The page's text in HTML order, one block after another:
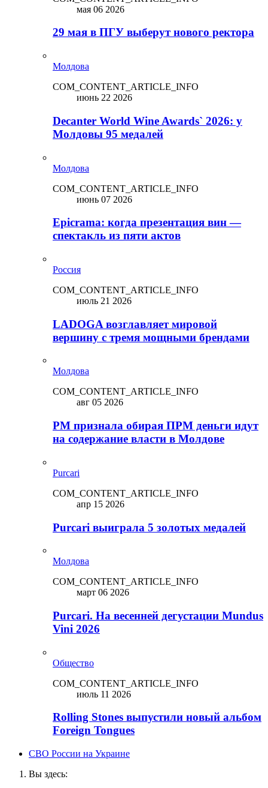
мая 06 2026
29 мая в ПГУ выберут нового ректора
Молдова
COM_CONTENT_ARTICLE_INFO
июнь 22 2026
Decanter World Wine Awards` 2026: у
Молдовы 95 медалей
Молдова
COM_CONTENT_ARTICLE_INFO
июнь 07 2026
Epicrama: когда презентация вин —
спектакль из пяти актов
Россия
COM_CONTENT_ARTICLE_INFO
июль 21 2026
LADOGA возглавляет мировой
вершину с тремя мощными брендами
Молдова
COM_CONTENT_ARTICLE_INFO
авг 05 2026
PM признала обирая ПРМ деньги идут
на содержание власти в Молдове
Purcari
COM_CONTENT_ARTICLE_INFO
апр 15 2026
Purcari выиграла 5 золотых медалей
Молдова
COM_CONTENT_ARTICLE_INFO
март 06 2026
Purcari. На весенней дегустации Mundus
Vini 2026
Общество
COM_CONTENT_ARTICLE_INFO
июль 11 2026
Rolling Stones выпустили новый альбом
Foreign Tongues
СВО России на Украине
Вы здесь: